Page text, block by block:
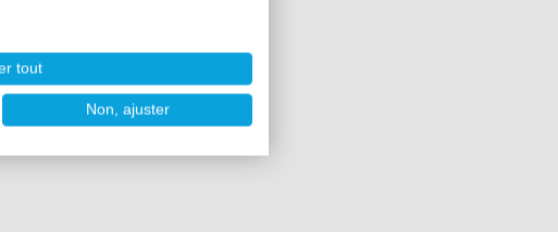
tout
Non, ajuster